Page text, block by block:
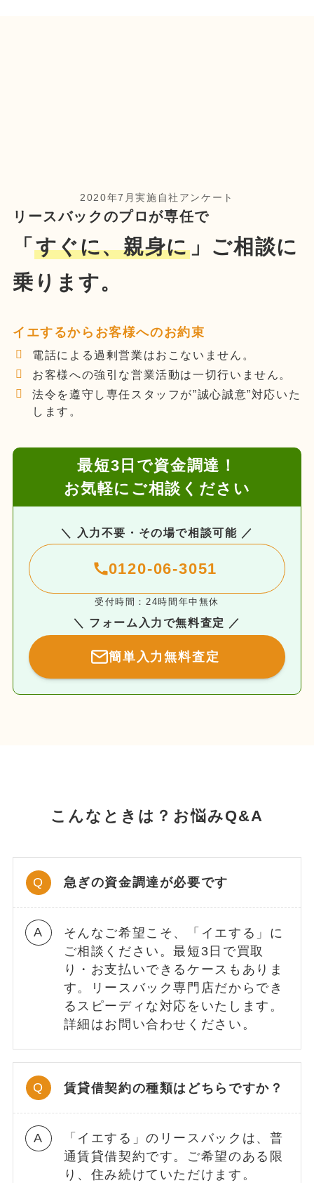
2020年7月実施自社アンケート
リースバックのプロが専任で
「 すぐに、親身に」ご相談に
乗ります。
イエするからお客様へのお約束
電話による過剰営業はおこないません。
お客様への強引な営業活動は一切行いません。
法令を遵守し専任スタッフが”誠心誠意”対応いた
します。
最短3日で資金調達！
お気軽にご相談ください
＼ 入力不要・その場で相談可能 ／
0120-06-3051
受付時間：24時間年中無休
＼ フォーム入力で無料査定 ／
簡単入力無料査定
こんなときは？お悩みQ&A
急ぎの資金調達が必要です
そんなご希望こそ、「イエする」に
ご相談ください。最短3日で買取
り・お支払いできるケースもありま
す。リースバック専門店だからでき
るスピーディな対応をいたします。
詳細はお問い合わせください。
賃貸借契約の種類はどちらですか？
「イエする」のリースバックは、普
通賃貸借契約です。ご希望のある限
り、住み続けていただけます。